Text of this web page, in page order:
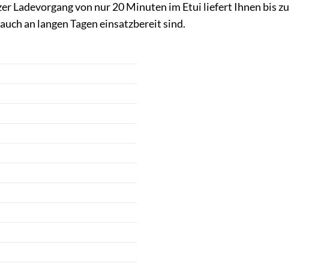
Ladevorgang von nur 20 Minuten im Etui liefert Ihnen bis zu
an langen Tagen einsatzbereit sind.